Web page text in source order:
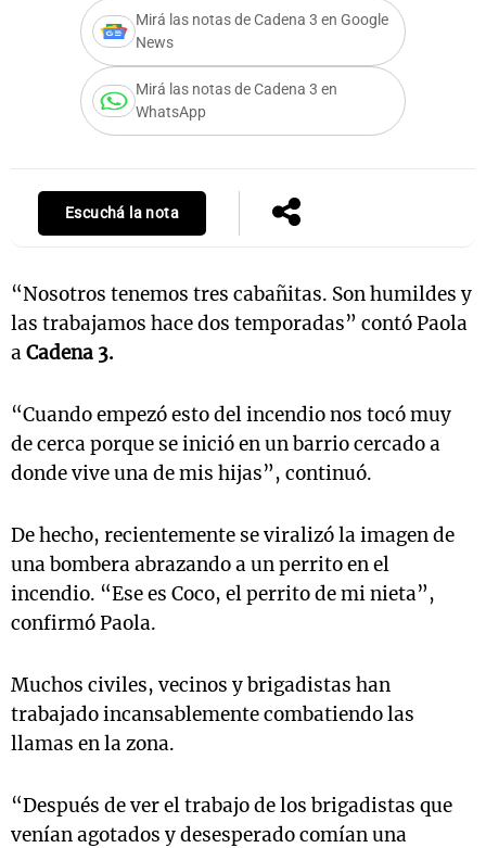
Mirá las notas de Cadena 3 en Google
News
Mirá las notas de Cadena 3 en
WhatsApp
Escuchá la nota
“Nosotros tenemos tres cabañitas. Son humildes y
las trabajamos hace dos temporadas” contó Paola
aCadena 3.
“Cuando empezó esto del incendio nos tocó muy
de cerca porque se inició en un barrio cercado a
donde vive una de mis hijas”, continuó.
De hecho, recientemente se viralizó la imagen de
una bombera abrazando a un perrito en el
incendio. “Ese es Coco, el perrito de mi nieta”,
confirmó Paola.
Muchos civiles, vecinos y brigadistas han
trabajado incansablemente combatiendo las
llamas en la zona.
“Después de ver el trabajo de los brigadistas que
venían agotados y desesperado comían una
Notas
Mundial 2026
La Sole en